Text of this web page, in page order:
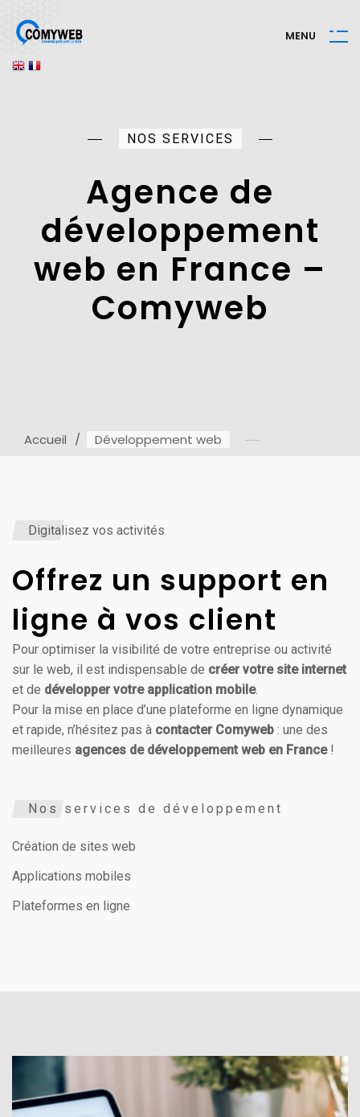
MENU
NOS SERVICES
Agence de
développement
web en France –
Comyweb
Accueil Développement web
Digitalisez vos activités
Offrez un support en
ligne à vos client
Pour optimiser la visibilité de votre entreprise ou activité
sur le web, il est indispensable de créer votre site internet
et de développer votre application mobile.
Pour la mise en place d’une plateforme en ligne dynamique
et rapide, n’hésitez pas à contacter Comyweb : une des
meilleures agences de développement web en France!
Nos services de développement
Création de sites web
Applications mobiles
Plateformes en ligne